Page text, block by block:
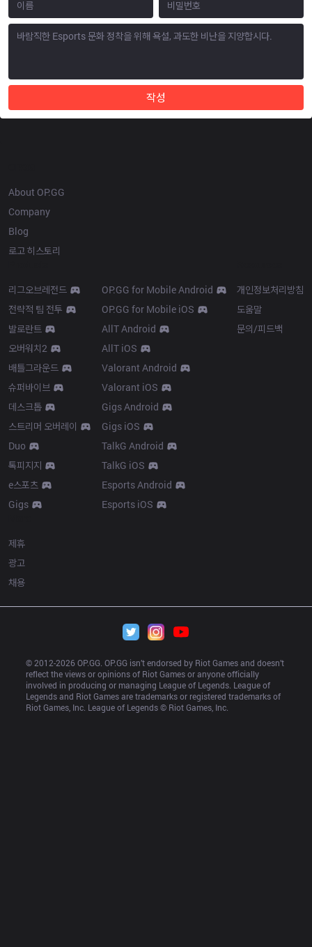
작성
About OP.GG
Company
Blog
로고 히스토리
리그오브레전드
전략적 팀 전투
발로란트
오버워치2
배틀그라운드
슈퍼바이브
데스크톱
스트리머 오버레이
Duo
톡피지지
e스포츠
Gigs
OP.GG for Mobile Android
OP.GG for Mobile iOS
AllT Android
AllT iOS
Valorant Android
Valorant iOS
Gigs Android
Gigs iOS
TalkG Android
TalkG iOS
Esports Android
Esports iOS
개인정보처리방침
도움말
문의/피드백
제휴
광고
채용
© 2012-2026 OP.GG. OP.GG isn’t endorsed by Riot Games and doesn’t
reflect the views or opinions of Riot Games or anyone officially
involved in producing or managing League of Legends. League of
Legends and Riot Games are trademarks or registered trademarks of
Riot Games, Inc. League of Legends © Riot Games, Inc.